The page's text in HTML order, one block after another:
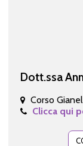
Dott.ssa
Corso
Clicca qui